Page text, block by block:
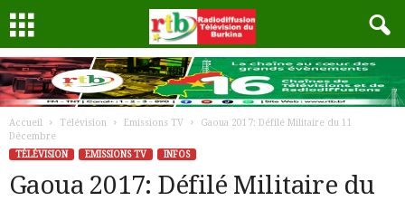
Accueil Télévision Emissions TV
Gaoua 2017: Défilé Militaire du 11
Décembre
TÉLÉVISION
EMISSIONS TV INFOS
Gaoua 2017: Défilé Militaire du